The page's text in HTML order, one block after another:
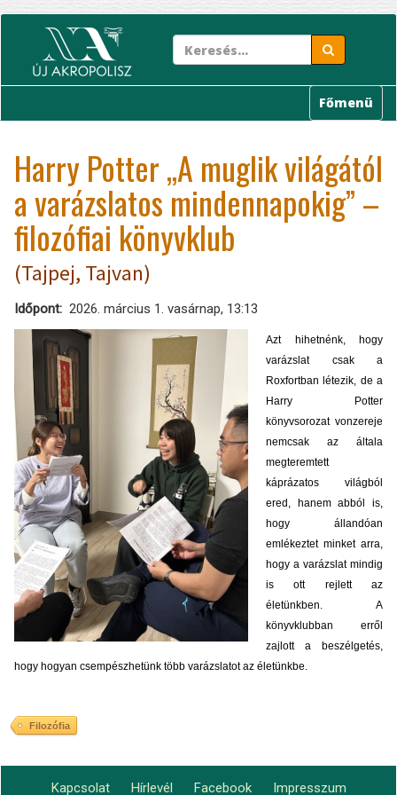
tartalomra
Főmenü
Harry Potter „A muglik világától
a varázslatos mindennapokig” –
filozófiai könyvklub
(Tajpej, Tajvan)
Időpont 2026. március 1. vasárnap, 13:13
Azt hihetnénk, hogy
varázslat csak a
Roxfortban létezik, de a
Harry Potter
könyvsorozat vonzereje
nemcsak az általa
megteremtett
káprázatos világból
ered, hanem abból is,
hogy állandóan
emlékeztet minket arra,
hogy a varázslat mindig
is ott rejlett az
életünkben. A
könyvklubban erről
zajlott a beszélgetés,
hogy hogyan csempészhetünk több varázslatot az életünkbe.
Filozófia
Kapcsolat Hírlevél Facebook Impresszum